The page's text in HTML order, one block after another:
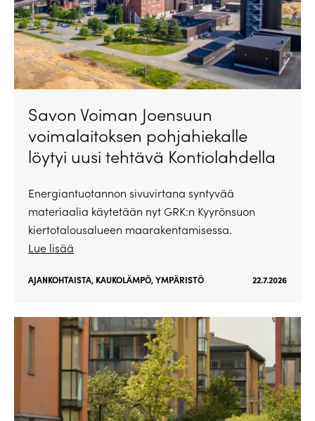
Savon Voiman Joensuun
voimalaitoksen pohjahiekalle
löytyi uusi tehtävä Kontiolahdella
Energiantuotannon sivuvirtana syntyvää
materiaalia käytetään nyt GRK:n Kyyrönsuon
kiertotalousalueen maarakentamisessa.
Lue lisää
AJANKOHTAISTA, KAUKOLÄMPÖ,YMPÄRISTÖ 22.7.2026